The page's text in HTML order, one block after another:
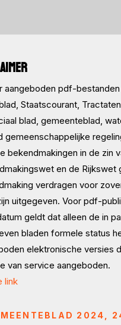
aangeboden pdf-
Staatscourant,
blad, gemeenteblad,
gemeenschappelijke
bekendmakingen in de zin
en de Rijkswet
verdragen voor
uitgegeven. Voor pdf-
geldt dat alleen de in
bladen formele status
elektronische versies
van service aangeboden.
link
2024,